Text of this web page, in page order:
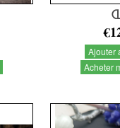
Ajouter
Acheter